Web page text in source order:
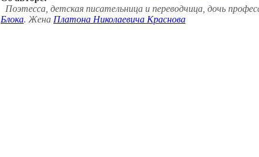
Поэтесса, детская писательница и переводчица, дочь
Блока. Жена Платона Николаевича Краснова